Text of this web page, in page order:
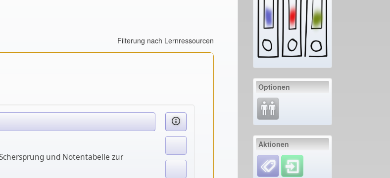
Filterung nach Lernressourcen
und Notentabelle zur
Optionen
Aktionen